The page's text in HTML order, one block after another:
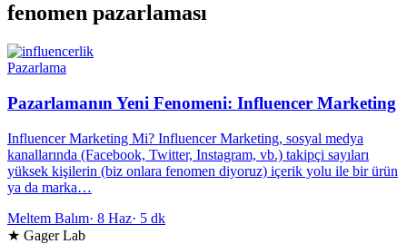
fenomen pazarlaması
Pazarlama
Pazarlamanın Yeni Fenomeni: Influencer Marketing
Influencer Marketing Mi? Influencer Marketing, sosyal medya
kanallarında (Facebook, Twitter, Instagram, vb.) takipçi sayıları
yüksek kişilerin (biz onlara fenomen diyoruz) içerik yolu ile bir ürün
ya da marka…
Meltem Balım· 8 Haz· 5 dk
★ Gager Lab